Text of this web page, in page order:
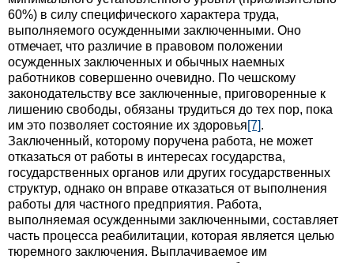
60%) в силу специфического характера труда,
выполняемого осужденными заключенными. Оно
отмечает, что различие в правовом положении
осужденных заключенных и обычных наемных
работников совершенно очевидно. По чешскому
законодательству все заключенные, приговоренные к
лишению свободы, обязаны трудиться до тех пор, пока
им это позволяет состояние их здоровья[7].
Заключенный, которому поручена работа, не может
отказаться от работы в интересах государства,
государственных органов или других государственных
структур, однако он вправе отказаться от выполнения
работы для частного предприятия. Работа,
выполняемая осужденными заключенными, составляет
часть процесса реабилитации, которая является целью
тюремного заключения. Выплачиваемое им